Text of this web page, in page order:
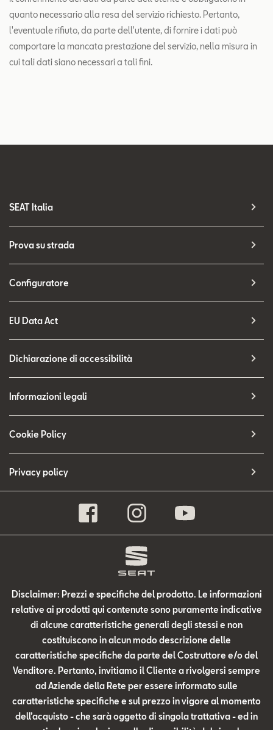
quanto necessario alla resa del servizio richiesto. Pertanto,
l'eventuale rifiuto, da parte dell'utente, di fornire i dati può
comportare la mancata prestazione del servizio, nella misura in
cui tali dati siano necessari a tali fini.
SEAT Italia
Prova su strada
Configuratore
EU Data Act
Dichiarazione di accessibilità
Informazioni legali
Cookie Policy
Privacy policy
Disclaimer: Prezzi e specifiche del prodotto. Le informazioni
relative ai prodotti qui contenute sono puramente indicative
di alcune caratteristiche generali degli stessi e non
costituiscono in alcun modo descrizione delle
caratteristiche specifiche da parte del Costruttore e/o del
Venditore. Pertanto, invitiamo il Cliente a rivolgersi sempre
ad Aziende della Rete per essere informato sulle
caratteristiche specifiche e sul prezzo in vigore al momento
dell’acquisto - che sarà oggetto di singola trattativa - ed in